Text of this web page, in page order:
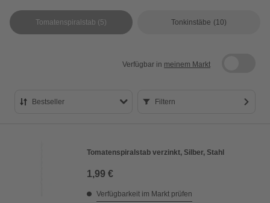
Tomatenspiralstab (5) Tonkinstäbe (10)
Verfügbar in meinem Markt
Bestseller
Preis aufsteigend
Preis absteigend
Filtern
Tomatenspiralstab verzinkt, Silber, Stahl
1,99 €
Verfügbarkeit im Markt prüfen